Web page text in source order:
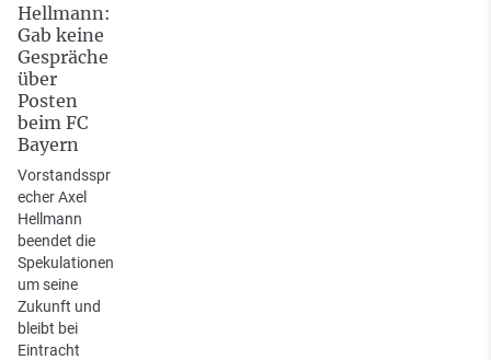
Hellmann:
Gab keine
Gespräche
über
Posten
beim FC
Bayern
Vorstandsspr
echer Axel
Hellmann
beendet die
Spekulationen
um seine
Zukunft und
bleibt bei
Eintracht